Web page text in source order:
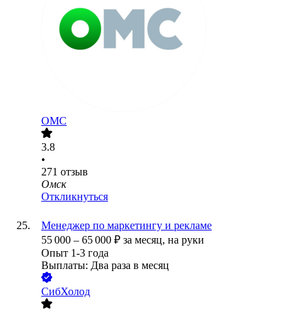
ОМС
3.8
•
271 отзыв
Омск
Откликнуться
Менеджер по маркетингу и рекламе
55 000 – 65 000 ₽ за месяц, на руки
Опыт 1-3 года
Выплаты: Два раза в месяц
СибХолод